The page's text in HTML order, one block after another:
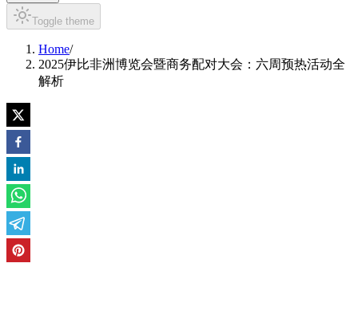
Toggle theme
Home/
2025伊比非洲博览会暨商务配对大会：六周预热活动全
解析